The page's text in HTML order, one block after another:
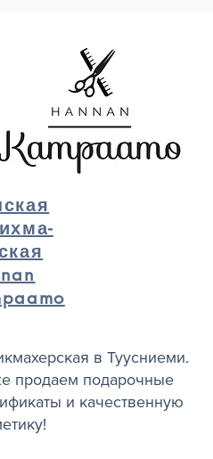
в Туусниеми.
продаем подарочные
и качественную